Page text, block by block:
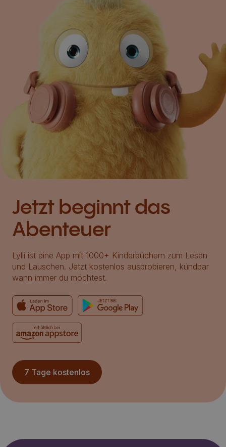
Jetzt beginnt das
Abenteuer
Lylli ist eine App mit 1000+ Kinderbüchern zum Lesen
und Lauschen. Jetzt kostenlos ausprobieren, kündbar
wann immer du möchtest.
7 Tage kostenlos